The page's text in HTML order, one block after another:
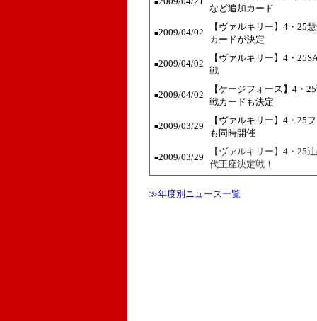
■
など追加カード
■2009/04/02
【ヴァルキリー】4・25
カードが決定
■2009/04/02
【ヴァルキリー】4・
戦
■2009/04/02
【ケージフォース】4・
戦カードも決定
■2009/03/29
【ヴァルキリー】4・25
も同時開催
■2009/03/29
【ヴァルキリー】4・25
代王座決定戦！
≫年度別ニュース一覧